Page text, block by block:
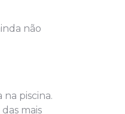
não
piscina.
mais